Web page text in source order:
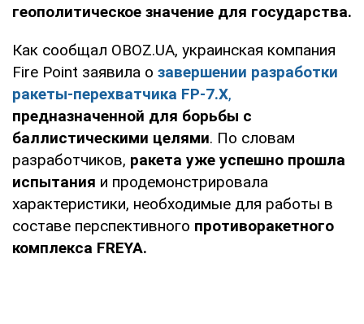
геополитическое значение для государства.
Как сообщал OBOZ.UA, украинская компания
Fire Point заявила о завершении разработки
ракеты-перехватчика FP-7.X,
предназначенной для борьбы с
баллистическими целями. По словам
разработчиков, ракета уже успешно прошла
испытания и продемонстрировала
характеристики, необходимые для работы в
составе перспективного противоракетного
комплекса FREYA.